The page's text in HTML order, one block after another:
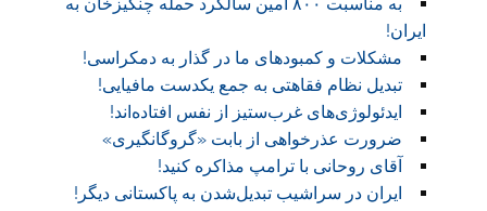
ایران!‏
مشکلات و کمبودهای ما در گذار به دمکراسی!‏
تبدیل نظام فقاهتی به جمع یکدست مافیایی!
ایدئولوژی‌های غرب‌ستیز از نفس افتاده‌اند!‏
ضرورت عذرخواهی از بابت «گروگانگیری»
آقای روحانی با ترامپ مذاکره کنید!‏
ایران در سراشیب تبدیل‌شدن به پاکستانی دیگر!‏